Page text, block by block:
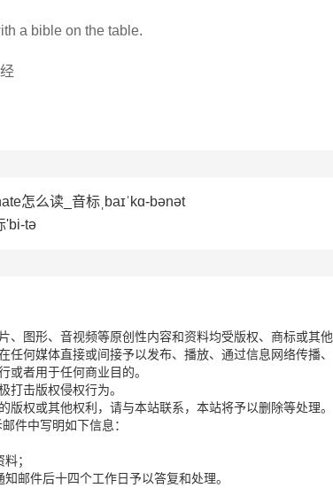
a bible on the table.
怎么读_音标ˌbaɪˈkɑ-bənət
'bi-tə
、图形、音视频等原创性内容和资料均受版权、商标或其他
何媒体直接或间接予以发布、播放、通过信息网络传播、
或者用于任何商业目的。
打击版权侵权行为。
权或其他权利，请与本站联系，本站将予以删除等处理。
件中写明如下信息：
；
邮件后十四个工作日予以答复和处理。